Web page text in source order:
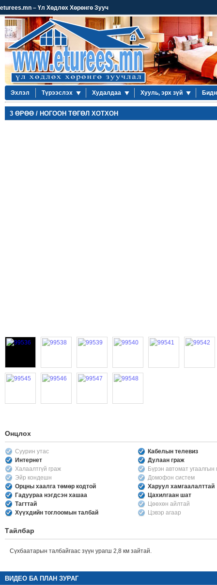
eturees.mn – Үл Хөдлөх Хөрөнгө Зууч
Эхлэл Түрээслэх Худалдаа Хууль, эрх зүй
3 ӨРӨӨ / НОГООН ТӨГӨЛ ХОТХОН
Онцлох
Суурин утас
Кабелын телевиз
Интернет
Дулаан граж
Халаалтгүй граж
Бүрэн автомат
Эйр кондешн
Домофон систем
Орцны хаалга төмөр кодтой
Харуул хамгаалалттай
Гадуураа нэгдсэн хашаа
Цахилгаан шат
Тагттай
Цөөхөн айлтай
Хүүхдийн тоглоомын талбай
Цэвэр агаар
Тайлбар
Сүхбаатарын талбайгаас зүүн урагш 2,8 км зайтай.
ВИДЕО БА ПЛАН ЗУРАГ